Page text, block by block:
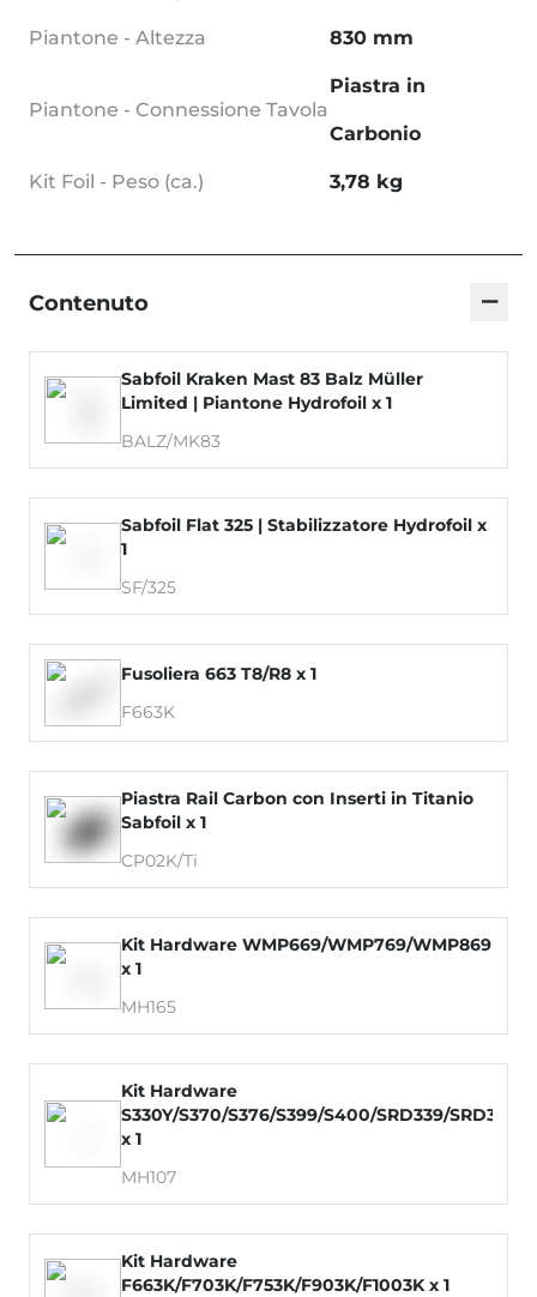
Piantone - Altezza 830 mm
Piantone - Connessione Tavola
Piastra in
Carbonio
Kit Foil - Peso (ca.) 3,78 kg
Contenuto −
Sabfoil Kraken Mast 83 Balz Müller
Limited | Piantone Hydrofoil x 1
BALZ/MK83
Sabfoil Flat 325 | Stabilizzatore Hydrofoil x
1
SF/325
Fusoliera 663 T8/R8 x 1
F663K
Piastra Rail Carbon con Inserti in Titanio
Sabfoil x 1
CP02K/Ti
Kit Hardware WMP669/WMP769/WMP869
x 1
MH165
Kit Hardware
S330Y/S370/S376/S399/S400/SRD339/SRD379
x 1
MH107
Kit Hardware
F663K/F703K/F753K/F903K/F1003K x 1